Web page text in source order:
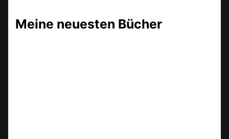
Meine neuesten Bücher